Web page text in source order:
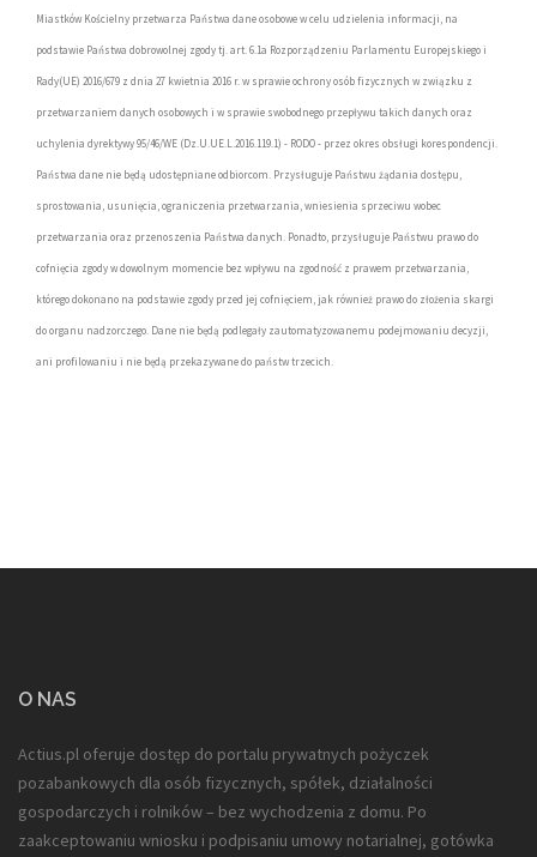
Miastków Kościelny przetwarza Państwa dane osobowe w celu udzielenia informacji, na
podstawie Państwa dobrowolnej zgody tj. art. 6.1a Rozporządzeniu Parlamentu Europejskiego i
Rady(UE) 2016/679 z dnia 27 kwietnia 2016 r. w sprawie ochrony osób fizycznych w związku z
przetwarzaniem danych osobowych i w sprawie swobodnego przepływu takich danych oraz
uchylenia dyrektywy 95/46/WE (Dz.U.UE.L.2016.119.1) - RODO - przez okres obsługi korespondencji.
Państwa dane nie będą udostępniane odbiorcom. Przysługuje Państwu żądania dostępu,
sprostowania, usunięcia, ograniczenia przetwarzania, wniesienia sprzeciwu wobec
przetwarzania oraz przenoszenia Państwa danych. Ponadto, przysługuje Państwu prawo do
cofnięcia zgody w dowolnym momencie bez wpływu na zgodność z prawem przetwarzania,
którego dokonano na podstawie zgody przed jej cofnięciem, jak również prawo do złożenia skargi
do organu nadzorczego. Dane nie będą podlegały zautomatyzowanemu podejmowaniu decyzji,
ani profilowaniu i nie będą przekazywane do państw trzecich.
O NAS
Actius.pl oferuje dostęp do portalu prywatnych pożyczek
pozabankowych dla osób fizycznych, spółek, działalności
gospodarczych i rolników– bez wychodzenia z domu. Po
zaakceptowaniu wniosku i podpisaniu umowy notarialnej, gotówka